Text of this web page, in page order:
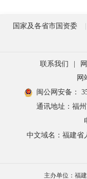
国家及各省市国资委
联系我们
网
闽公网安备：
通讯地址：福
中文域名：福建省
主办单位：福